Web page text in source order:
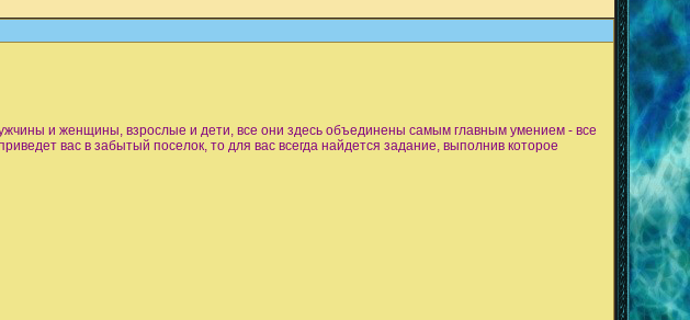
и женщины, взрослые и дети, все они здесь объединены самым главным умением - все
вас в забытый поселок, то для вас всегда найдется задание, выполнив которое